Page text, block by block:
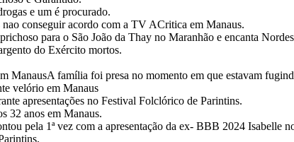
e um é procurado.
conseguir acordo com a TV ACritica em Manaus.
para o São João da Thay no Maranhão e encanta
do Exército mortos.
ManausA família foi presa no momento em que estavam
velório em Manaus
apresentações no Festival Folclórico de Parintins.
32 anos em Manaus.
pela 1ª vez com a apresentação da ex- BBB 2024 Isabelle